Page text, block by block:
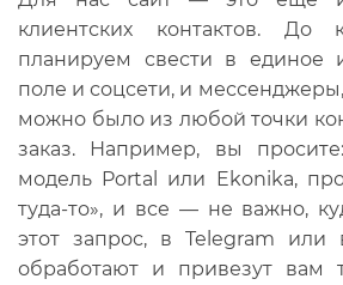
клиентских контактов.
планируем свести в единое
поле и соцсети, и мессенджеры,
можно было из любой точки
заказ. Например, вы
модель Portal или Ekonika,
туда-то», и все — не важно,
этот запрос, в Telegram или
обработают и привезут вам